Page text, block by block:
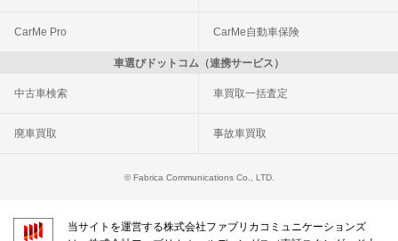
CarMe Pro CarMe自動車保険
車選びドットコム（連携サービス）
中古車検索 車買取一括査定
廃車買取 事故車買取
© Fabrica Communications Co., LTD.
当サイトを運営する株式会社ファブリカコミュニケーションズ